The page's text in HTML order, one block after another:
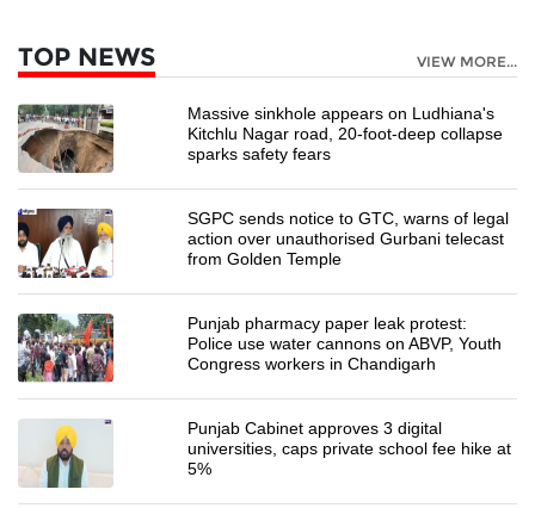
TOP NEWS VIEW MORE...
Massive sinkhole appears on Ludhiana's
Kitchlu Nagar road, 20-foot-deep collapse
sparks safety fears
SGPC sends notice to GTC, warns of legal
action over unauthorised Gurbani telecast
from Golden Temple
Punjab pharmacy paper leak protest:
Police use water cannons on ABVP, Youth
Congress workers in Chandigarh
Punjab Cabinet approves 3 digital
universities, caps private school fee hike at
5%